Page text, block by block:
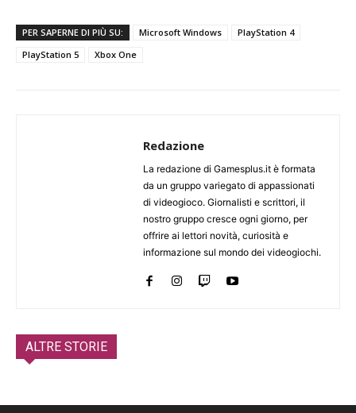
PER SAPERNE DI PIÙ SU: Microsoft Windows
PlayStation 4
PlayStation 5
Xbox One
Redazione
La redazione di Gamesplus.it è formata
da un gruppo variegato di appassionati
di videogioco. Giornalisti e scrittori, il
nostro gruppo cresce ogni giorno, per
offrire ai lettori novità, curiosità e
informazione sul mondo dei videogiochi.
ALTRE STORIE